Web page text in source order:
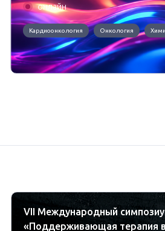
онлайн
Кардиоонкология Онкология
VII Международный
«Поддерживающая терапия